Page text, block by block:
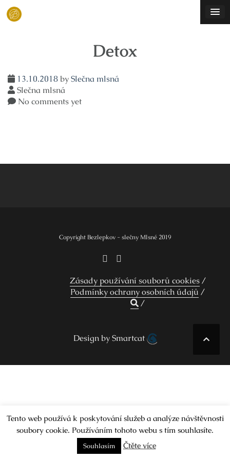
Skip
Detox
13.10.2018bySlečna mlsná
Slečna mlsná
No comments yet
Copyright Bezlepkov - slečny Mlsné 2019
Zásady používání souborů cookies
Podmínky ochrany osobních údajů
Design by Smartcat
Tento web používá k poskytování služeb a analýze návštěvnosti
soubory cookie. Používáním tohoto webu s tím souhlasíte.
Souhlasím Čtěte více